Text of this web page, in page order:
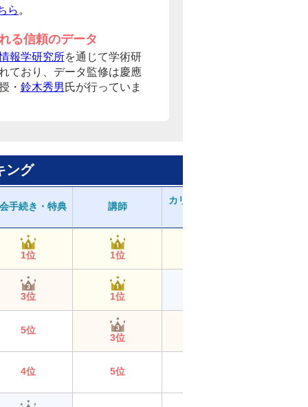
ら 。
る信頼のデータ
報学研究所を通じて学術研
ており、データ監修は慶應
・ 鈴木秀男 氏が行っていま
ング
手続き・特典 講師
カリキュラム・教
1位 1位
3位 1位
5位
3位
4位 5位